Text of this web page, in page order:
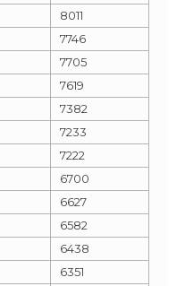
8011
7746
7705
7619
7382
7233
7222
6700
6627
6582
6438
6351